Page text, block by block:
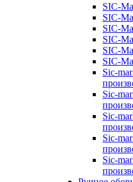
SIC-
SIC-
SIC-
SIC-
SIC-
SIC-
Sic-
Sic-
Sic-
Sic-
Sic-